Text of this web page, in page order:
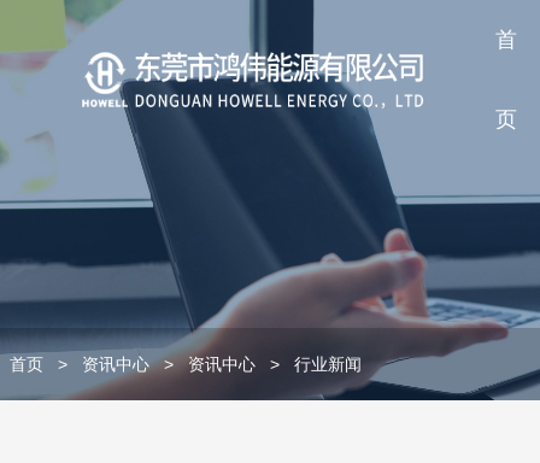
首
页
首页 > 资讯中心 > 资讯中心 > 行业新闻